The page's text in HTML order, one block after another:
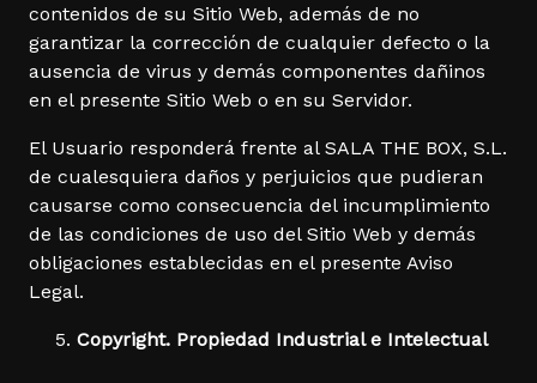
contenidos de su Sitio Web, además de no
garantizar la corrección de cualquier defecto o la
ausencia de virus y demás componentes dañinos
en el presente Sitio Web o en su Servidor.
El Usuario responderá frente al SALA THE BOX, S.L.
de cualesquiera daños y perjuicios que pudieran
causarse como consecuencia del incumplimiento
de las condiciones de uso del Sitio Web y demás
obligaciones establecidas en el presente Aviso
Legal.
Copyright. Propiedad Industrial e Intelectual